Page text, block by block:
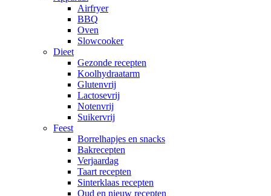
Airfryer
BBQ
Oven
Slowcooker
Dieet
Gezonde recepten
Koolhydraatarm
Glutenvrij
Lactosevrij
Notenvrij
Suikervrij
Feest
Borrelhapjes en snacks
Bakrecepten
Verjaardag
Taart recepten
Sinterklaas recepten
Oud en nieuw recepten